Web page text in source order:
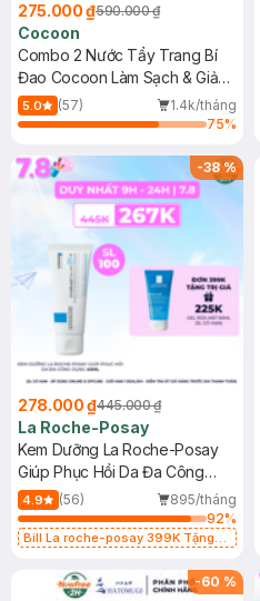
275.000 ₫590.000 ₫
Cocoon
Combo 2 Nước Tẩy Trang Bí
Đao Cocoon Làm Sạch & Giảm
Dầu 500ml
5.0 (57)
1.4k/tháng
75%
-38%
278.000 ₫445.000 ₫
La Roche-Posay
Kem Dưỡng La Roche-Posay
Giúp Phục Hồi Da Đa Công
Dụng 40ml
4.9 (56)
895/tháng
92%
Bill La roche-posay 399K Tặng
(SL có hạn)
-60 %